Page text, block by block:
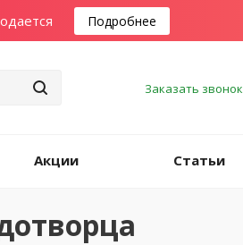
Подробнее
Заказать звонок
Акции Статьи